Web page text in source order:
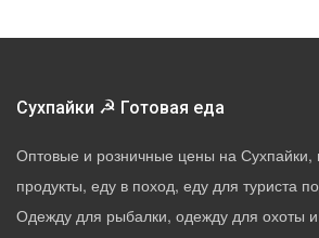
Сухпайки ☭ Готовая еда
Оптовые и розничные цены на Сухпайки,
продукты, еду в поход, еду для туриста
Одежду для рыбалки, одежду для охоты